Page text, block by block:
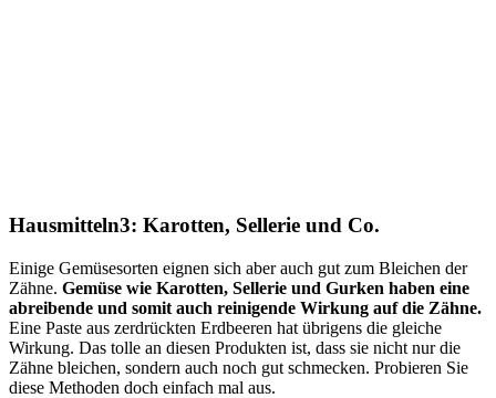
Hausmitteln3: Karotten, Sellerie und Co.
Einige Gemüsesorten eignen sich aber auch gut zum Bleichen der
Zähne. Gemüse wie Karotten, Sellerie und Gurken haben eine
abreibende und somit auch reinigende Wirkung auf die Zähne.
Eine Paste aus zerdrückten Erdbeeren hat übrigens die gleiche
Wirkung. Das tolle an diesen Produkten ist, dass sie nicht nur die
Zähne bleichen, sondern auch noch gut schmecken. Probieren Sie
diese Methoden doch einfach mal aus.